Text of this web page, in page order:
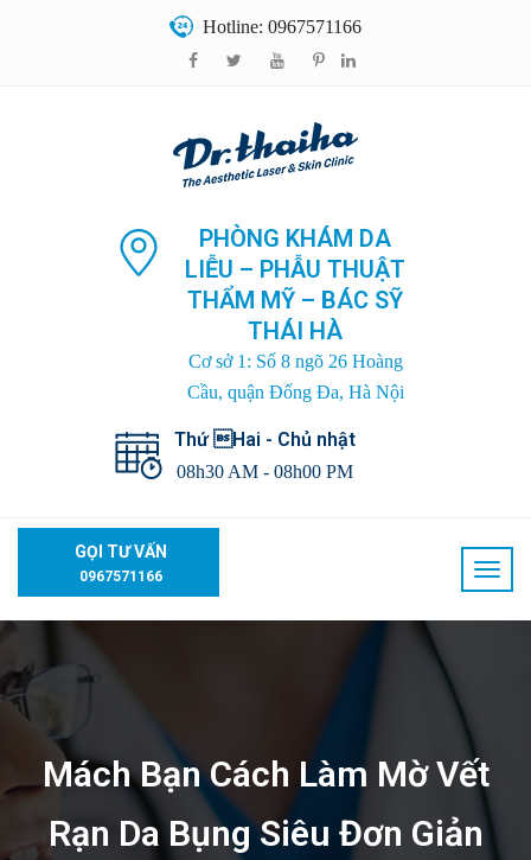
Hotline: 0967571166
PHÒNG KHÁM DA
LIỄU – PHẪU THUẬT
THẨM MỸ – BÁC SỸ
THÁI HÀ
Cơ sở 1: Số 8 ngõ 26 Hoàng
Cầu, quận Đống Đa, Hà Nội
Thứ Hai - Chủ nhật
08h30 AM - 08h00 PM
GỌI TƯ VẤN
0967571166
Mách Bạn Cách Làm Mờ Vết
Rạn Da Bụng Siêu Đơn Giản